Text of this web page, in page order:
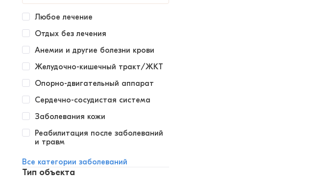
Любое лечение
Отдых без лечения
Анемии и другие болезни крови
Желудочно-кишечный тракт/ЖКТ
Опорно-двигательный аппарат
Сердечно-сосудистая система
Заболевания кожи
Реабилитация после заболеваний
и травм
Все категории заболеваний
Тип объекта